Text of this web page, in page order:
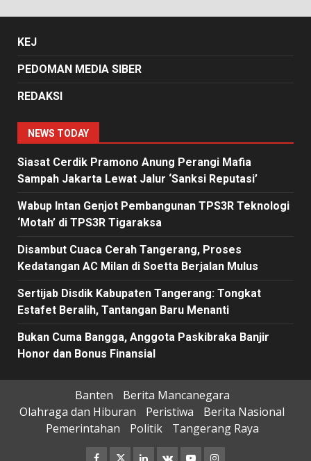
KEJ
PEDOMAN MEDIA SIBER
REDAKSI
NEWS TODAY
Siasat Cerdik Pramono Anung Perangi Mafia
Sampah Jakarta Lewat Jalur ‘Sanksi Reputasi’
Wabup Intan Genjot Pembangunan TPS3R Teknologi
‘Motah’ di TPS3R Tigaraksa
Disambut Cuaca Cerah Tangerang, Proses
Kedatangan AC Milan di Soetta Berjalan Mulus
Sertijab Disdik Kabupaten Tangerang: Tongkat
Estafet Beralih, Tantangan Baru Menanti
Bukan Cuma Bangga, Anggota Paskibraka Banjir
Honor dan Bonus Finansial
Banten
Berita Mancanegara
Olahraga dan Hiburan
Peristiwa
Berita Nasional
Pemerintahan
Politik Tangerang Raya
Facebook
TwitterLinkedin
VK YoutubeInstagram